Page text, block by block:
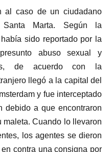
al caso de un ciudadano
Santa Marta. Según la
sido reportado por la
abuso sexual y
de acuerdo con la
llegó a la capital del
y fue interceptado
debido a que encontraron
Cuando lo llevaron
los agentes se dieron
contra una consigna por